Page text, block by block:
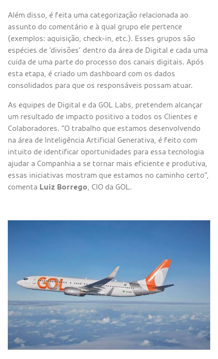
Além disso, é feita uma categorização relacionada ao
assunto do comentário e à qual grupo ele pertence
(exemplos: aquisição, check-in, etc.). Esses grupos são
espécies de ‘divisões’ dentro da área de Digital e cada uma
cuida de uma parte do processo dos canais digitais. Após
esta etapa, é criado um dashboard com os dados
consolidados para que os responsáveis possam atuar.
As equipes de Digital e da GOL Labs, pretendem alcançar
um resultado de impacto positivo a todos os Clientes e
Colaboradores. “O trabalho que estamos desenvolvendo
na área de Inteligência Artificial Generativa, é feito com
intuito de identificar oportunidades para essa tecnologia
ajudar a Companhia a se tornar mais eficiente e produtiva,
essas iniciativas mostram que estamos no caminho certo”,
comenta Luiz Borrego , CIO da GOL.